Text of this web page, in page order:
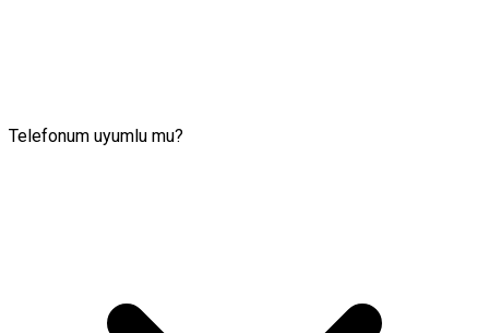
Telefonum uyumlu mu?